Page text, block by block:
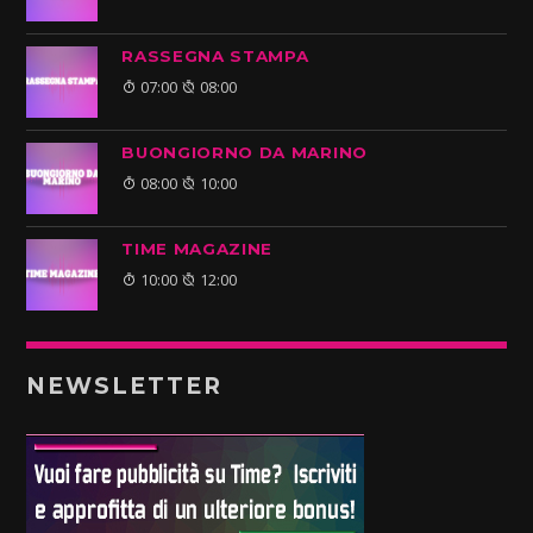
RASSEGNA STAMPA
07:00 08:00
BUONGIORNO DA MARINO
08:00 10:00
TIME MAGAZINE
10:00 12:00
NEWSLETTER